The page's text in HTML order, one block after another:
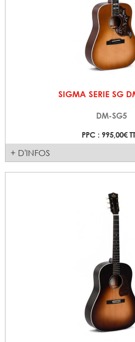
SIGMA SERIE SG
DM-SG5
PPC : 995,00€
+ D'INFOS